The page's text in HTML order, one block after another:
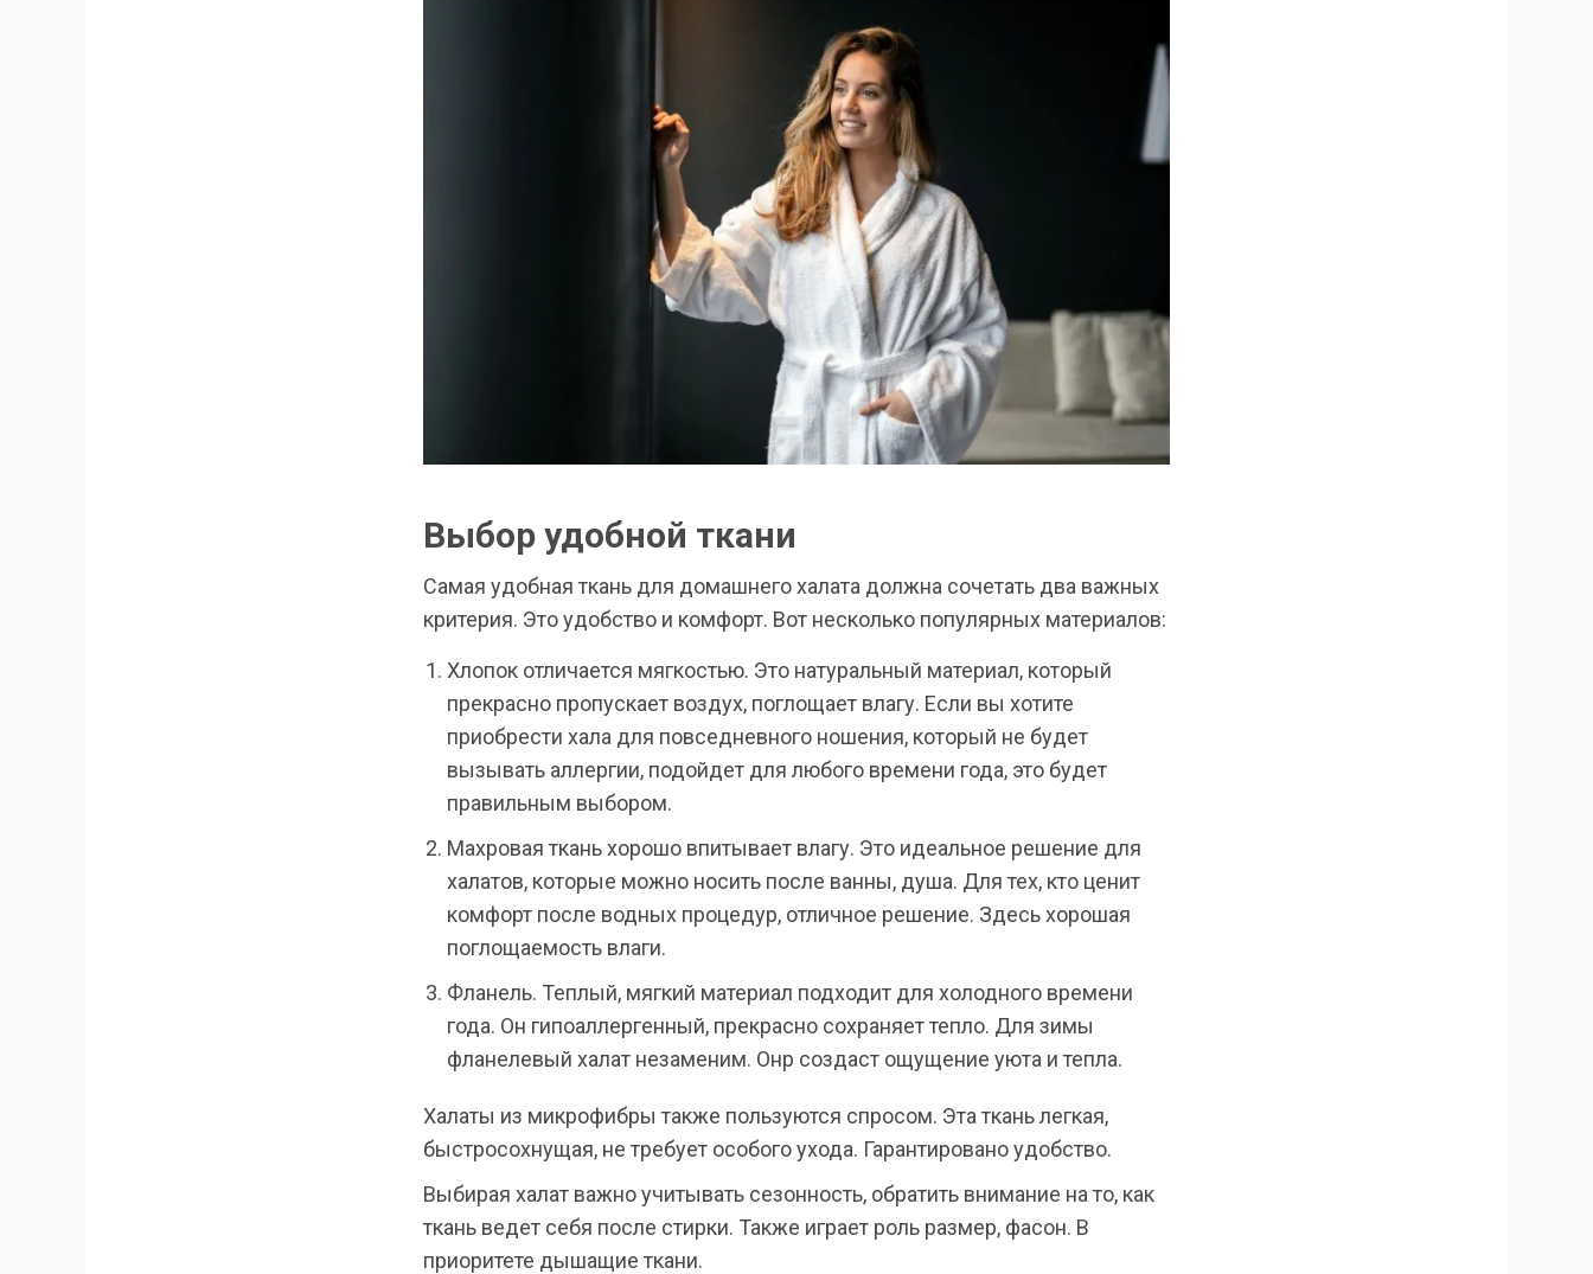
Выбор удобной ткани
Самая удобная ткань для домашнего халата должна сочетать два важных
критерия. Это удобство и комфорт. Вот несколько популярных материалов:
Хлопок отличается мягкостью. Это натуральный материал, который
прекрасно пропускает воздух, поглощает влагу. Если вы хотите
приобрести хала для повседневного ношения, который не будет
вызывать аллергии, подойдет для любого времени года, это будет
правильным выбором.
Махровая ткань хорошо впитывает влагу. Это идеальное решение для
халатов, которые можно носить после ванны, душа. Для тех, кто ценит
комфорт после водных процедур, отличное решение. Здесь хорошая
поглощаемость влаги.
Фланель. Теплый, мягкий материал подходит для холодного времени
года. Он гипоаллергенный, прекрасно сохраняет тепло. Для зимы
фланелевый халат незаменим. Онр создаст ощущение уюта и тепла.
Халаты из микрофибры также пользуются спросом. Эта ткань легкая,
быстросохнущая, не требует особого ухода. Гарантировано удобство.
Выбирая халат важно учитывать сезонность, обратить внимание на то, как
ткань ведет себя после стирки. Также играет роль размер, фасон. В
приоритете дышащие ткани.